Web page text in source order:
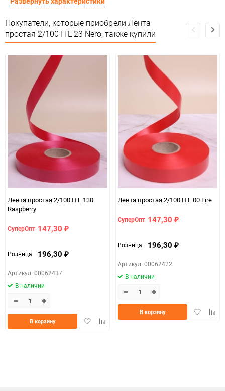
Предназначение товара Для декора
Сертификация Не подлежит сертификации
Особые условия Особых условий не требует
Минимальное количество
Количество в коробке
Единица измерения
Размер 2см*100м (простая)
ЦветНоменклатуры черный
Покупатели, которые приобрели Лента
простая 2/100 ITL 23 Nero, также купили
Лента простая 2/100 ITL 130
Raspberry
СуперОпт 147,30 ₽
Розница 196,30 ₽
Артикул: 00062437
В наличии
ДобавитьДобавить
В корзину
Лента простая 2/100 ITL 00 Fire
СуперОпт 147,30 ₽
Розница 196,30 ₽
Артикул: 00062422
В наличии
Добавить
В корзину